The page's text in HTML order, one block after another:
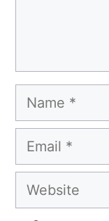
Name
Email
Website